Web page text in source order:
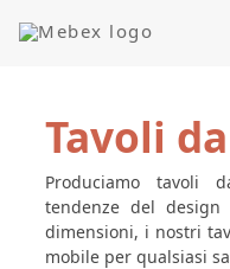
Tavoli
Produciamo tavoli
tendenze del
dimensioni, i nostri
mobile per qualsiasi